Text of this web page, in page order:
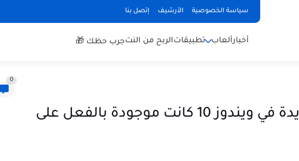
سياسة الخصوصية الأرشيف إتصل بنا
أخبارألعاب تطبيقاتالربح من النتجرب حظك 🎁
0
خمس ميزات جديدة في ويندوز 10 كانت موجودة بالفعل على